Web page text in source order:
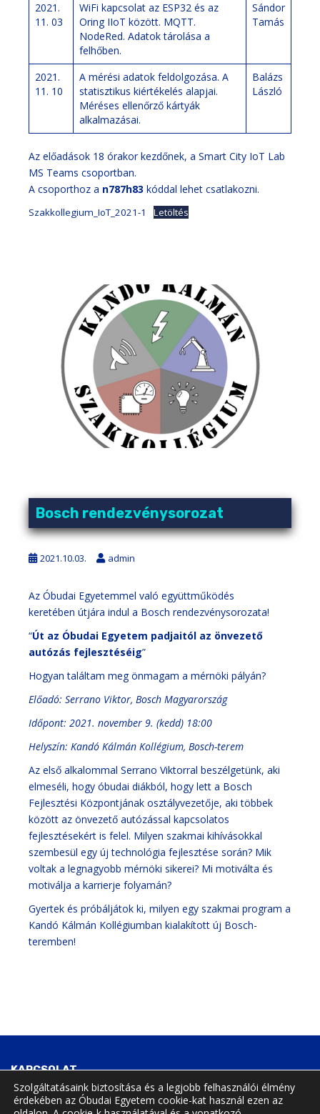
2021.
11. 03
WiFi kapcsolat az ESP32 és az
Oring IIoT között. MQTT.
NodeRed. Adatok tárolása a
felhőben.
Sándor
Tamás
2021.
11. 10
A mérési adatok feldolgozása. A
statisztikus kiértékelés alapjai.
Méréses ellenőrző kártyák
alkalmazásai.
Balázs
László
Az előadások 18 órakor kezdőnek, a Smart City IoT Lab
MS Teams csoportban.
A csoporthoz a n787h83 kóddal lehet csatlakozni.
Szakkollegium_IoT_2021-1 Letöltés
Bosch rendezvénysorozat
2021.10.03. admin
Az Óbudai Egyetemmel való együttműködés
keretében útjára indul a Bosch rendezvénysorozata!
“Út az Óbudai Egyetem padjaitól az önvezető
autózás fejlesztéséig”
Hogyan találtam meg önmagam a mérnöki pályán?
Előadó: Serrano Viktor, Bosch Magyarország
Időpont: 2021. november 9. (kedd) 18:00
Helyszín: Kandó Kálmán Kollégium, Bosch-terem
Az első alkalommal Serrano Viktorral beszélgetünk, aki
elmeséli, hogy óbudai diákból, hogy lett a Bosch
Fejlesztési Központjának osztályvezetője, aki többek
között az önvezető autózással kapcsolatos
fejlesztésekért is felel. Milyen szakmai kihívásokkal
szembesül egy új technológia fejlesztése során? Mik
voltak a legnagyobb mérnöki sikerei? Mi motiválta és
motiválja a karrierje folyamán?
Gyertek és próbáljátok ki, milyen egy szakmai program a
Kandó Kálmán Kollégiumban kialakított új Bosch-
teremben!
KAPCSOLAT
Tavaszmező utca 15., Budapest, Hungary, 1084
Szolgáltatásaink biztosítása és a legjobb felhasználói élmény
érdekében az Óbudai Egyetem cookie-kat használ ezen az